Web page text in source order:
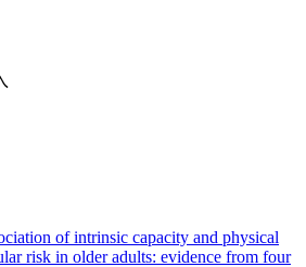
of intrinsic capacity and physical
risk in older adults: evidence from four